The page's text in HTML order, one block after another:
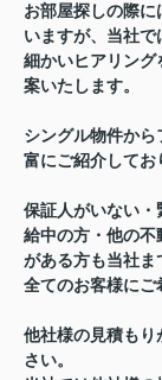
お部屋探しの際
いますが、当社
細かいヒアリング
案いたします。
シングル物件か
富にご紹介してお
保証人がいない・
給中の方・他の不
がある方も当社ま
全てのお客様にご
他社様の見積もり
さい。